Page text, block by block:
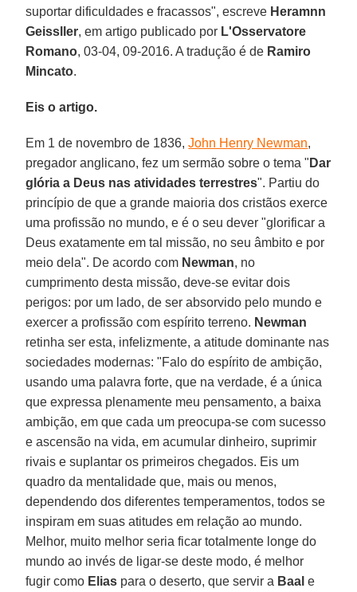
suportar dificuldades e fracassos", escreve Heramnn
Geissller, em artigo publicado por L'Osservatore
Romano, 03-04, 09-2016. A tradução é de Ramiro
Mincato.
Eis o artigo.
Em 1 de novembro de 1836,John Henry Newman,
pregador anglicano, fez um sermão sobre o tema " Dar
glória a Deus nas atividades terrestres". Partiu do
princípio de que a grande maioria dos cristãos exerce
uma profissão no mundo, e é o seu dever "glorificar a
Deus exatamente em tal missão, no seu âmbito e por
meio dela". De acordo com Newman, no
cumprimento desta missão, deve-se evitar dois
perigos: por um lado, de ser absorvido pelo mundo e
exercer a profissão com espírito terreno. Newman
retinha ser esta, infelizmente, a atitude dominante nas
sociedades modernas: "Falo do espírito de ambição,
usando uma palavra forte, que na verdade, é a única
que expressa plenamente meu pensamento, a baixa
ambição, em que cada um preocupa-se com sucesso
e ascensão na vida, em acumular dinheiro, suprimir
rivais e suplantar os primeiros chegados. Eis um
quadro da mentalidade que, mais ou menos,
dependendo dos diferentes temperamentos, todos se
inspiram em suas atitudes em relação ao mundo.
Melhor, muito melhor seria ficar totalmente longe do
mundo ao invés de ligar-se deste modo, é melhor
fugir como Elias para o deserto, que servir a Baal e